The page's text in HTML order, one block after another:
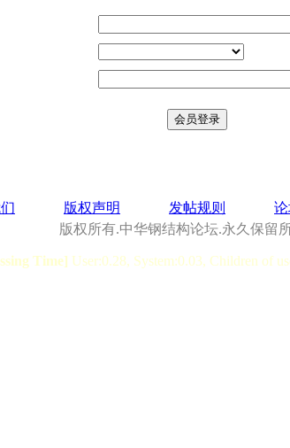
版权声明 发帖规则
版权所有.中华钢结构论坛.永久保留
Time] User:0.28, System:0.03, Children of